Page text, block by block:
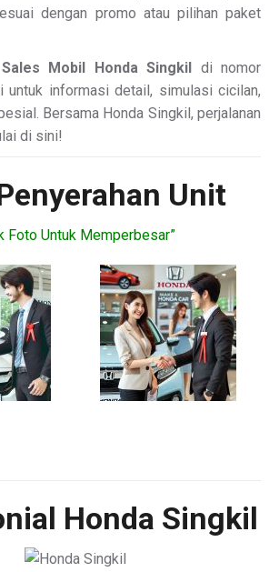
dengan promo atau pilihan paket
Sales Mobil Honda Singkil di nomor
informasi detail, simulasi cicilan,
Bersama Honda Singkil, perjalanan
di sini!
Unit
Foto Untuk Memperbesar”
Honda Singkil